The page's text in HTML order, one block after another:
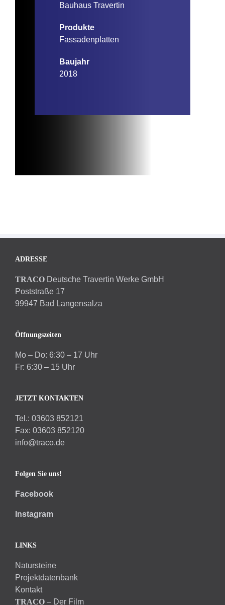
Bauhaus Travertin
Produkte
Fassadenplatten
Baujahr
2018
ADRESSE
TRACO Deutsche Travertin Werke GmbH
Poststraße 17
99947 Bad Langensalza
Öffnungszeiten
Mo – Do: 6:30 – 17 Uhr
Fr: 6:30 – 15 Uhr
JETZT KONTAKTEN
Tel.: 03603 852121
Fax: 03603 852120
info@traco.de
Folgen Sie uns!
Facebook
Instagram
LINKS
Natursteine
Projektdatenbank
Kontakt
TRACO – Der Film